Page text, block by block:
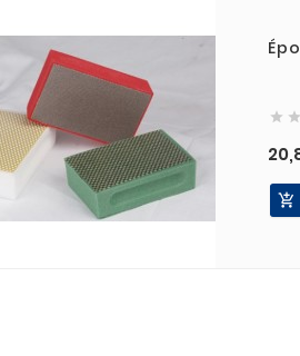
 
